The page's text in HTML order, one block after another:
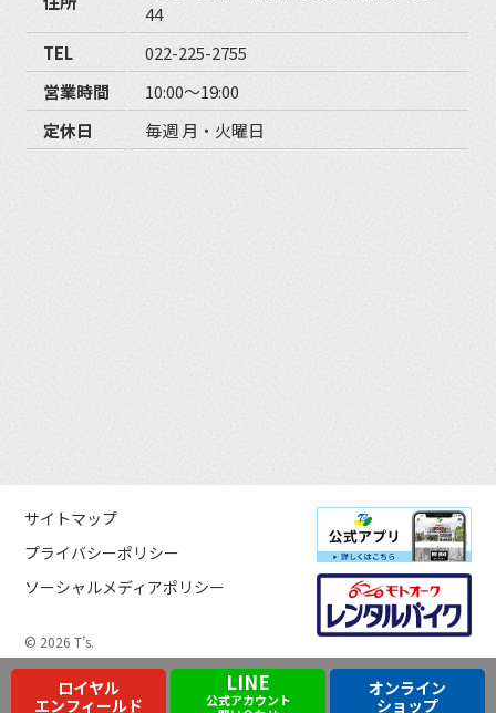
44
TEL
022-225-2755
営業時間
10:00〜19:00
定休日
毎週 月・火曜日
サイトマップ
プライバシーポリシー
ソーシャルメディアポリシー
© 2026 T’s.
ロイヤル
エンフィールド
LINE
公式アカウント
オンライン
ショップ